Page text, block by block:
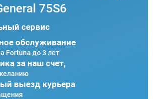
75S6
сервис
обслуживание
Fortuna до 3 лет
за наш счет,
выезд курьера